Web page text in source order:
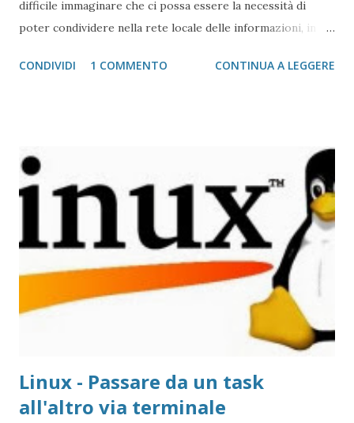
difficile immaginare che ci possa essere la necessità di
poter condividere nella rete locale delle informazioni, in
CONDIVIDI 1 COMMENTO CONTINUA A LEGGERE
Linux - Passare da un task
all'altro via terminale